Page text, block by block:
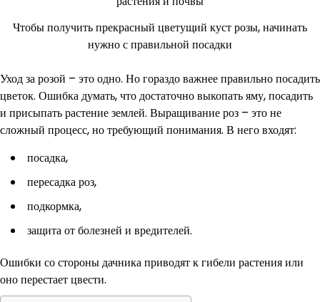
Чтобы получить прекрасный цветущий куст розы, начинать
нужно с правильной посадки
Уход за розой – это одно. Но гораздо важнее правильно посадить
цветок. Ошибка думать, что достаточно выкопать яму, посадить
и присыпать растение землей. Выращивание роз – это не
сложный процесс, но требующий понимания. В него входят:
посадка,
пересадка роз,
подкормка,
защита от болезней и вредителей.
Ошибки со стороны дачника приводят к гибели растения или
оно перестает цвести.